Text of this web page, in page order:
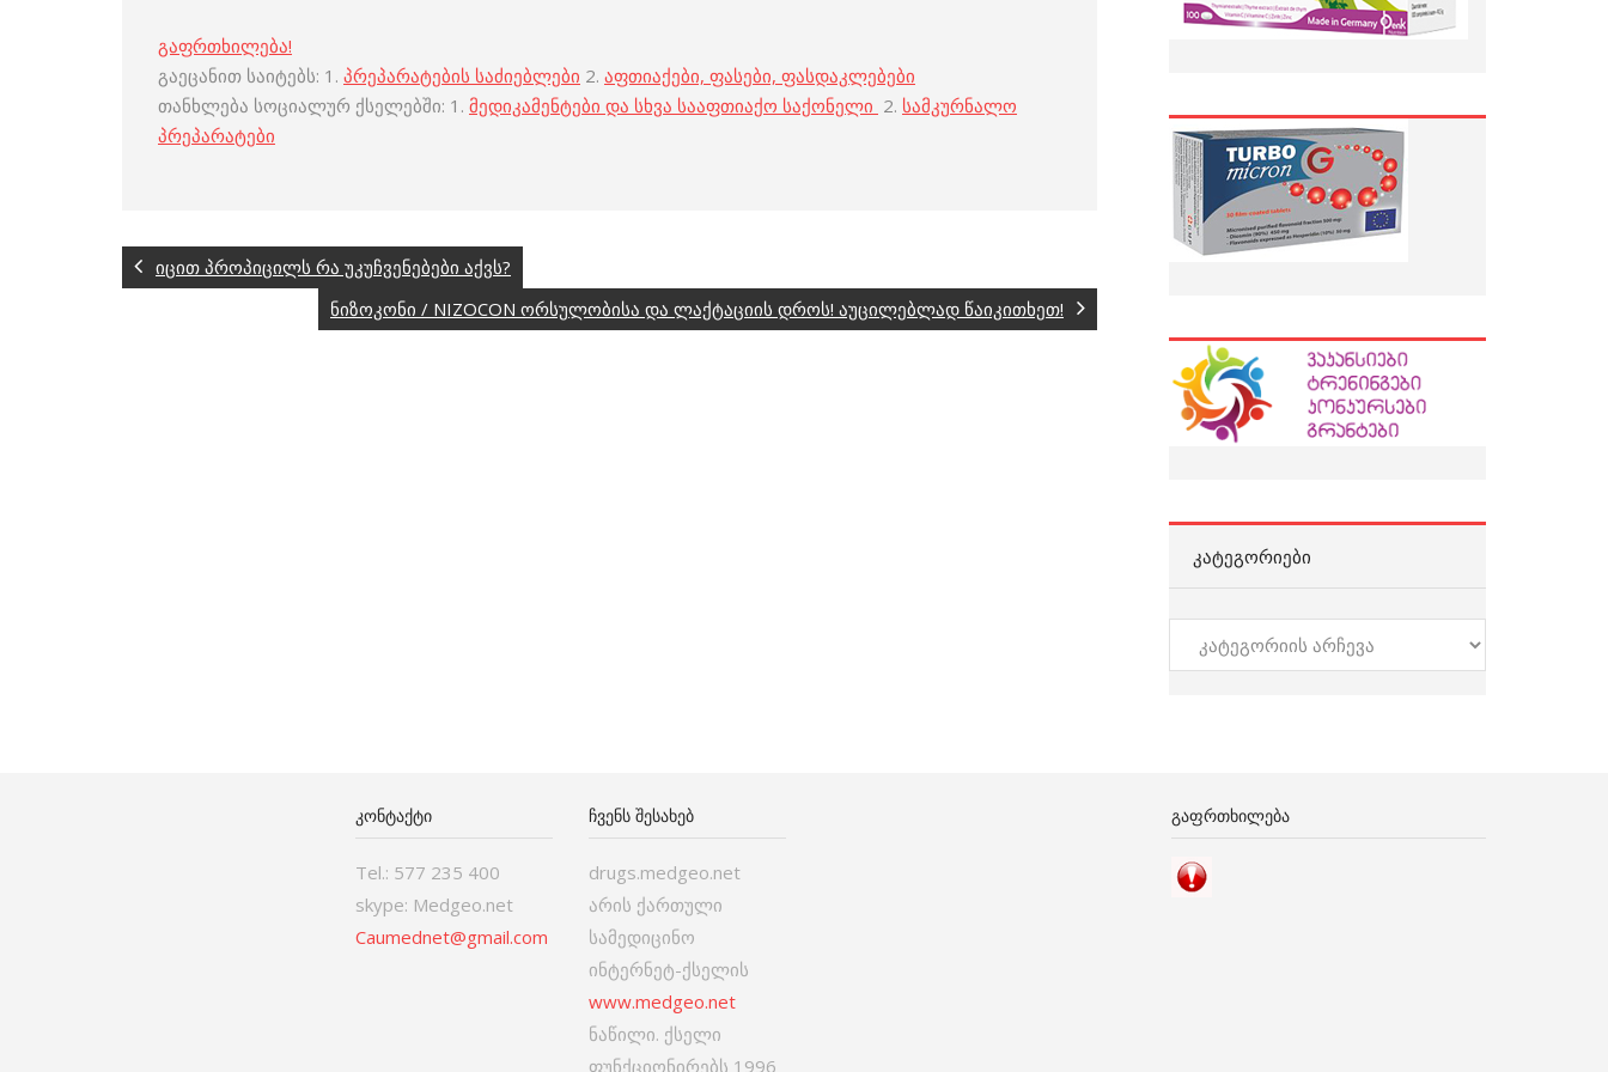
გაფრთხილება!
გაეცანით საიტებს: 1. პრეპარატების საძიებლები 2. აფთიაქები, ფასები, ფასდაკლებები
თანხლება სოციალურ ქსელებში: 1. მედიკამენტები და სხვა სააფთიაქო საქონელი 2. სამკურნალო
პრეპარატები
იცით პროპიცილს რა უკუჩვენებები აქვს?
ნიზოკონი / NIZOCON ორსულობისა და ლაქტაციის დროს! აუცილებლად წაიკითხეთ!
ᲙᲐᲢᲔᲒᲝᲠᲘᲔᲑᲘ
კატეგორიები
ᲙᲝᲜᲢᲐᲥᲢᲘ
Tel.: 577 235 400
skype: Medgeo.net
Caumednet@gmail.com
ᲩᲕᲔᲜᲡ ᲨᲔᲡᲐᲮᲔᲑ
drugs.medgeo.net
არის ქართული
სამედიცინო
ინტერნეტ-ქსელის
www.medgeo.net
ნაწილი. ქსელი
ფუნქციონირებს 1996
ᲒᲐᲤᲠᲗᲮᲘᲚᲔᲑᲐ